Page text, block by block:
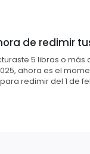
hora de redimir
5 libras o más
ahora es el
redimir del 1 de